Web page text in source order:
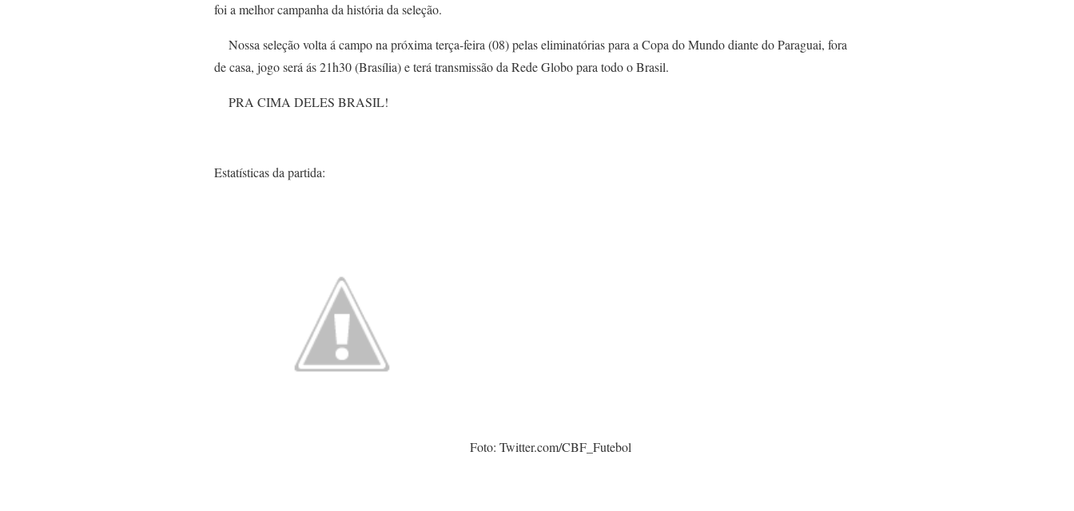
foi a melhor campanha da história da seleção.
Nossa seleção volta á campo na próxima terça-feira (08) pelas eliminatórias para a Copa do Mundo diante do Paraguai, fora
de casa, jogo será ás 21h30 (Brasília) e terá transmissão da Rede Globo para todo o Brasil.
PRA CIMA DELES BRASIL!
Estatísticas da partida:
Foto: Twitter.com/CBF_Futebol